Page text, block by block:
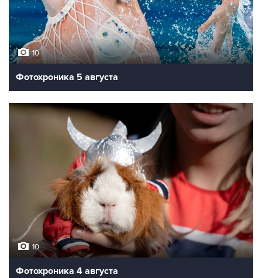
10
Фотохроника 5 августа
10
Фотохроника 4 августа